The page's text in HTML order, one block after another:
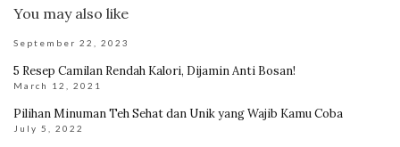
You may also like
September 22, 2023
5 Resep Camilan Rendah Kalori, Dijamin Anti Bosan!
March 12, 2021
Pilihan Minuman Teh Sehat dan Unik yang Wajib Kamu Coba
July 5, 2022